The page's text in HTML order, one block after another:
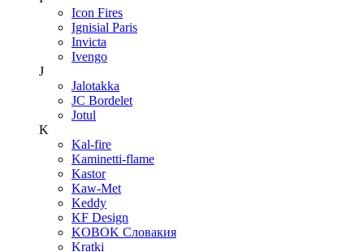
Icon Fires
Ignisial Paris
Invicta
Ivengo
J
Jalotakka
JC Bordelet
Jotul
K
Kal-fire
Kaminetti-flame
Kastor
Kaw-Met
Keddy
KF Design
KOBOK Словакия
Kratki